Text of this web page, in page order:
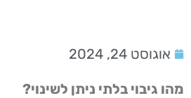
אוגוסט 24, 2024
מהו גיבוי בלתי ניתן לשינוי?